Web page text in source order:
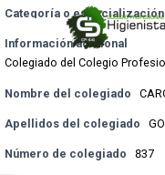
Categoría o especialización
Información adicional
Colegiado del Colegio
Nombre del colegiado
Apellidos del colegiado
Número de colegiado 837